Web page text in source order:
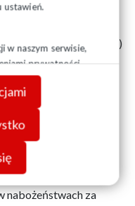
ustawień.
w naszym serwisie,
prywatności
o przetwarzaniu
Zbigniewowi
(Rada Miasta
(Sejmik Wojewódzki)
Miasta Suwałki).
i sympatyków
i głosowanie na
wykazały,
pracownicze,
świętowania
nabożeństwach za